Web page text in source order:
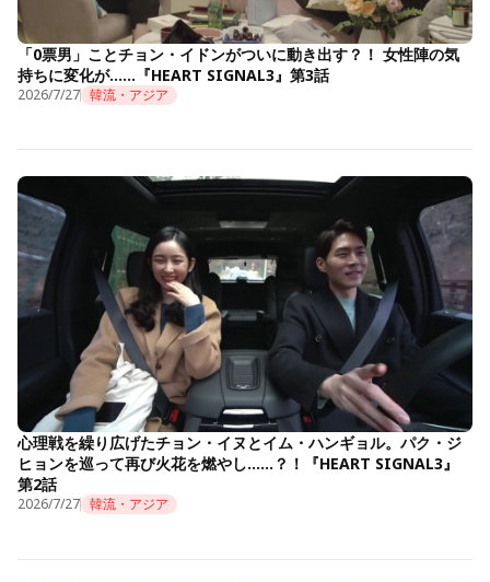
「0票男」ことチョン・イドンがついに動き出す？！ 女性陣の気
持ちに変化が……『HEART SIGNAL3』第3話
2026/7/27 韓流・アジア
心理戦を繰り広げたチョン・イヌとイム・ハンギョル。パク・ジ
ヒョンを巡って再び火花を燃やし……？！『HEART SIGNAL3』
第2話
2026/7/27 韓流・アジア